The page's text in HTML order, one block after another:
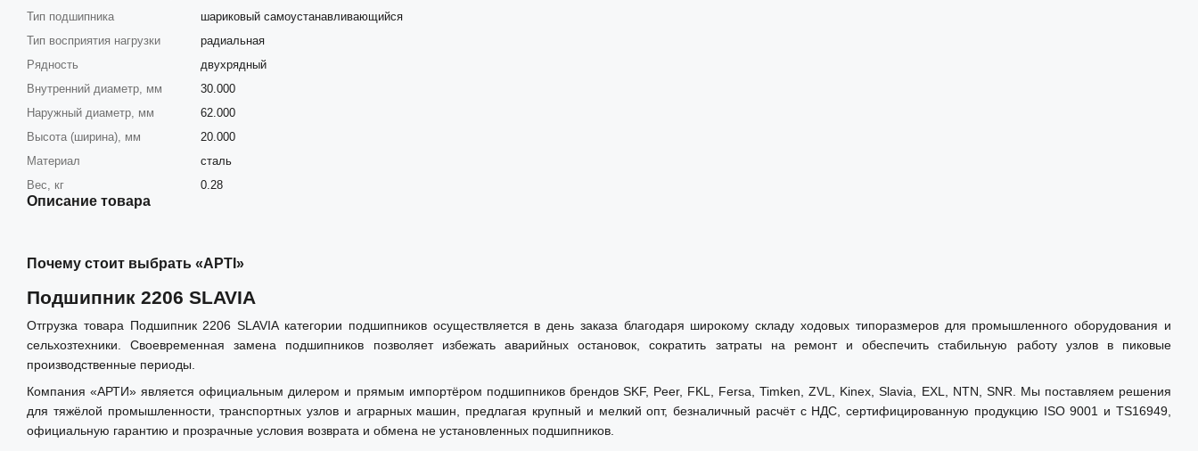
Тип подшипника
шариковый самоустанавливающийся
Тип восприятия нагрузки
радиальная
Рядность
двухрядный
Внутренний диаметр, мм
30.000
Наружный диаметр, мм
62.000
Высота (ширина), мм
20.000
Материал
сталь
Вес, кг
0.28
Описание товара
Почему стоит выбрать «АРТІ»
Подшипник 2206 SLAVIA
Отгрузка товара Подшипник 2206 SLAVIA категории подшипников осуществляется в день заказа благодаря широкому складу ходовых типоразмеров для промышленного оборудования и
сельхозтехники. Своевременная замена подшипников позволяет избежать аварийных остановок, сократить затраты на ремонт и обеспечить стабильную работу узлов в пиковые
производственные периоды.
Компания «АРТИ» является официальным дилером и прямым импортёром подшипников брендов SKF, Peer, FKL, Fersa, Timken, ZVL, Kinex, Slavia, EXL, NTN, SNR. Мы поставляем решения
для тяжёлой промышленности, транспортных узлов и аграрных машин, предлагая крупный и мелкий опт, безналичный расчёт с НДС, сертифицированную продукцию ISO 9001 и TS16949,
официальную гарантию и прозрачные условия возврата и обмена не установленных подшипников.